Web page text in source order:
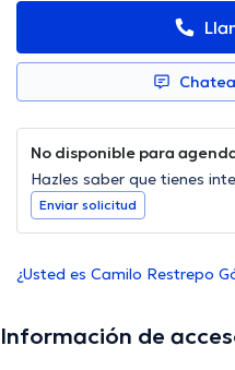
No disponible para
Hazles saber que tienes
Enviar solicitud
¿Usted es Camilo Restrepo
Información de